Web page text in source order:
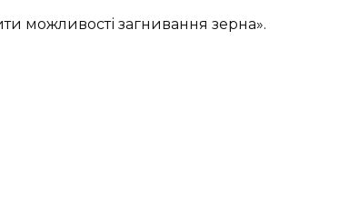
можливості загнивання зерна».